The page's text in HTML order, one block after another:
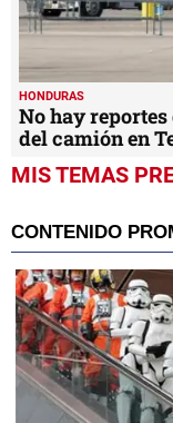
HONDURAS
No hay
del camión en
MIS TEMAS